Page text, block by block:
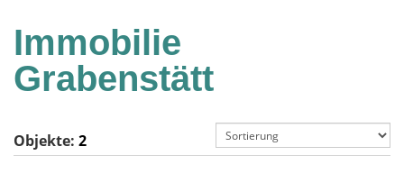
Immobilie
Grabenstätt
Objekte: 2